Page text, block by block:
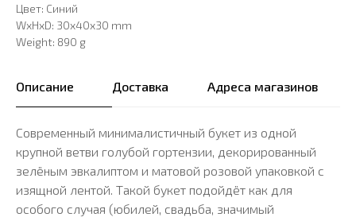
Цвет: Синий
WxHxD: 30x40x30 mm
Weight: 890 g
Описание Доставка Адреса магазинов
Современный минималистичный букет из одной
крупной ветви голубой гортензии, декорированный
зелёным эвкалиптом и матовой розовой упаковкой с
изящной лентой. Такой букет подойдёт как для
особого случая (юбилей, свадьба, значимый